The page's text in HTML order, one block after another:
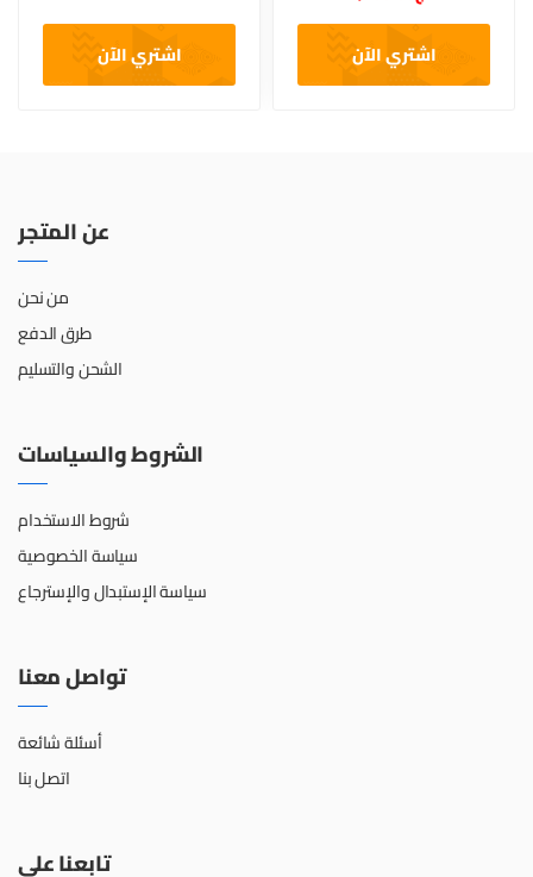
اشتري الآن
اشتري الآن
عن المتجر
من نحن
طرق الدفع
الشحن والتسليم
الشروط والسياسات
شروط الاستخدام
سياسة الخصوصية
سياسة الإستبدال والإسترجاع
تواصل معنا
أسئلة شائعة
اتصل بنا
تابعنا على